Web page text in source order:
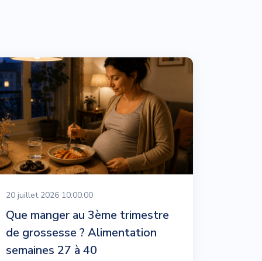
20 juillet 2026 10:00:00
Que manger au 3ème trimestre
de grossesse ? Alimentation
semaines 27 à 40